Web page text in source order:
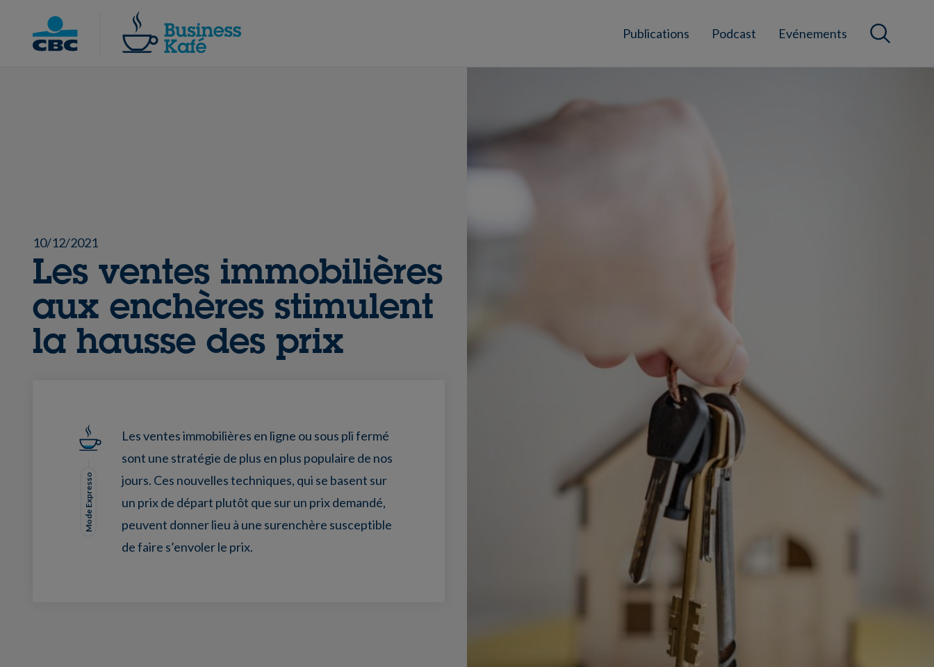
content
Publications Podcast Evénements
Chercher
10/12/2021
Les ventes immobilières
aux enchères stimulent
la hausse des prix
Mode Expresso
Les ventes immobilières en ligne ou sous pli fermé
sont une stratégie de plus en plus populaire de nos
jours. Ces nouvelles techniques, qui se basent sur
un prix de départ plutôt que sur un prix demandé,
peuvent donner lieu à une surenchère susceptible
de faire s’envoler le prix.